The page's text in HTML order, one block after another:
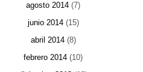
agosto 2014 (7)
junio 2014(15)
abril 2014(8)
febrero 2014 (10)